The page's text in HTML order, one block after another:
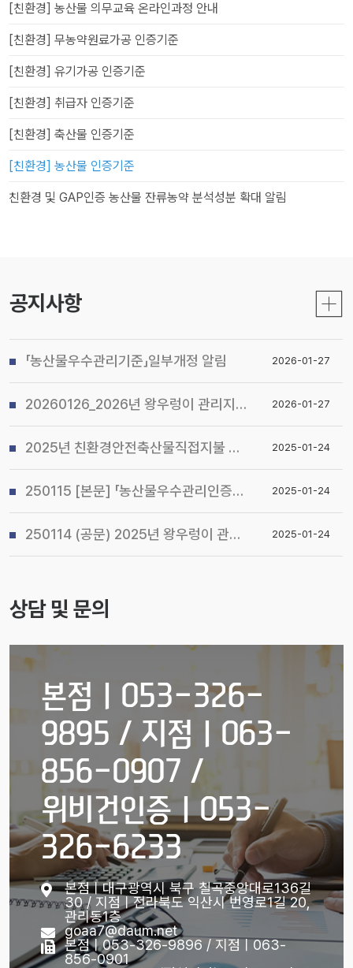
[친환경] 농산물 의무교육 온라인과정 안내
[친환경] 무농약원료가공 인증기준
[친환경] 유기가공 인증기준
[친환경] 취급자 인증기준
[친환경] 축산물 인증기준
[친환경] 농산물 인증기준
친환경 및 GAP인증 농산물 잔류농약 분석성분 확대 알림
공지사항
「농산물우수관리기준」일부개정 알림 2026-01-27
20260126_2026년 왕우렁이 관리지침 및 전국 일제 수거기간 운영계획 알림 2026-01-27
2025년 친환경안전축산물직접지불 사업 시행지침 알림 2025-01-24
250115 [본문] 「농산물우수관리인증(GAP) 기본교육 관리지침」개정 알림 2025-01-24
250114 (공문) 2025년 왕우렁이 관리지침 및 전국 일제 수거기간 운영계획 알림 2025-01-24
상담 및 문의
본점ㅣ053-326-
9895 / 지점ㅣ063-
856-0907 /
위비건인증ㅣ053-
326-6233
본점ㅣ대구광역시 북구 칠곡중앙대로136길
30 / 지점ㅣ전라북도 익산시 번영로1길 20,
관리동1층
goaa7@daum.net
본점ㅣ053-326-9896 / 지점ㅣ063-
856-0901